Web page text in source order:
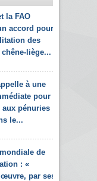
la FAO
accord pour
des
liège...
à une
pour
aux pénuries
le...
de
: «
par ses